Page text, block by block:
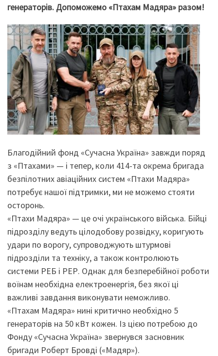
генераторів. Допоможемо «Птахам Мадяра» разом!
Благодійний фонд «Сучасна Україна» завжди поряд
з «Птахами» — і тепер, коли 414-та окрема бригада
безпілотних авіаційних систем «Птахи Мадяра»
потребує нашої підтримки, ми не можемо стояти
осторонь.
«Птахи Мадяра» — це очі українського війська. Бійці
підрозділу ведуть цілодобову розвідку, коригують
удари по ворогу, супроводжують штурмові
підрозділи та техніку, а також контролюють
системи РЕБ і РЕР. Однак для безперебійної роботи
воїнам необхідна електроенергія, без якої ці
важливі завдання виконувати неможливо.
«Птахам Мадяра» нині критично необхідно 5
генераторів на 50 кВт кожен. Із цією потребою до
Фонду «Сучасна Україна» звернувся засновник
бригади Роберт Бровді («Мадяр»).